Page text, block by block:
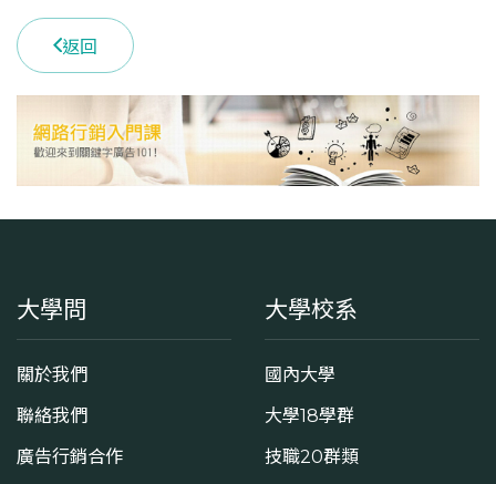
(06)2757575 #53201
學系地址
臺南市東區大學路1號
返回
大學問
關於我們
聯絡我們
廣告行銷合作
大學校系
國內大學
大學18學群
技職20群類